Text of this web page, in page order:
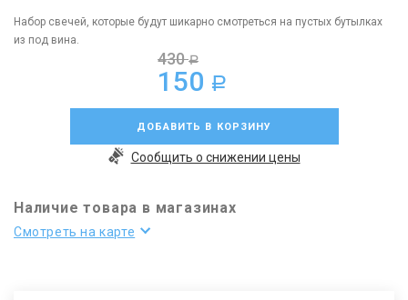
Набор свечей, которые будут шикарно смотреться на пустых бутылках
из под вина.
430a
150 a
ДОБАВИТЬ В КОРЗИНУ
Сообщить о снижении цены
Наличие товара в магазинах
Смотреть на карте